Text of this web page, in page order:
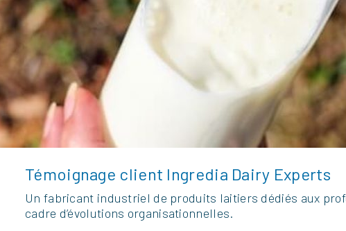
Témoignage client Ingredia Dairy Experts
Un fabricant industriel de produits laitiers dédiés aux
cadre d’évolutions organisationnelles.